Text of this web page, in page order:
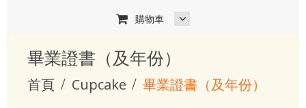
購物車
畢業證書（及年份）
首頁 Cupcake 畢業證書（及年份）